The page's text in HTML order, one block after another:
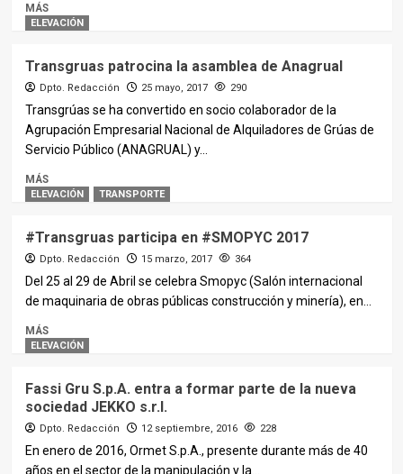
MÁS
ELEVACIÓN
Transgruas patrocina la asamblea de Anagrual
Dpto. Redacción 25 mayo, 2017 290
Transgrúas se ha convertido en socio colaborador de la
Agrupación Empresarial Nacional de Alquiladores de Grúas de
Servicio Público (ANAGRUAL) y...
MÁS
ELEVACIÓN TRANSPORTE
#Transgruas participa en #SMOPYC 2017
Dpto. Redacción 15 marzo, 2017 364
Del 25 al 29 de Abril se celebra Smopyc (Salón internacional
de maquinaria de obras públicas construcción y minería), en...
MÁS
ELEVACIÓN
Fassi Gru S.p.A. entra a formar parte de la nueva
sociedad JEKKO s.r.l.
Dpto. Redacción 12 septiembre, 2016 228
En enero de 2016, Ormet S.p.A., presente durante más de 40
años en el sector de la manipulación y la...